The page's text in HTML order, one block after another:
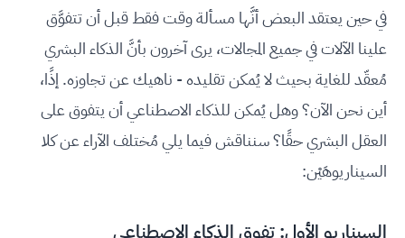
في حين يعتقد البعض أنَّها مسألة وقت فقط قبل أن تتفوَّق
علينا الآلات في جميع المجالات، يرى آخرون بأنَّ الذكاء البشري
مُعقّد للغاية بحيث لا يُمكن تقليده - ناهيك عن تجاوزه. إذًا،
أين نحن الآن؟ وهل يُمكن للذكاء الاصطناعي أن يتفوق على
العقل البشري حقًا؟ سنناقش فيما يلي مُختلف الآراء عن كلا
السيناريوهَيْن:
السيناريو الأول: تفوق الذكاء الاصطناعي